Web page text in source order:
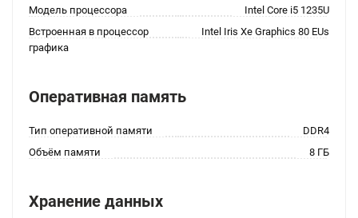
Модель процессора
Intel Core i5 1235U
Встроенная в процессор
графика
Intel Iris Xe Graphics 80 EUs
Оперативная память
Тип оперативной памяти
DDR4
Объём памяти
8 ГБ
Хранение данных